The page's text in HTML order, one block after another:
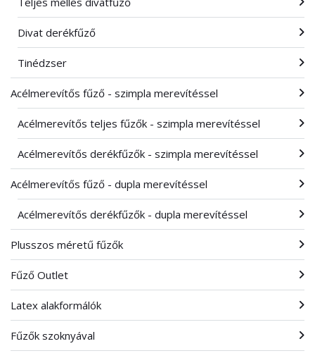
Divat derékfűző
Tinédzser
Acélmerevítős fűző - szimpla merevítéssel
Acélmerevítős teljes fűzők - szimpla merevítéssel
Acélmerevítős derékfűzők - szimpla merevítéssel
Acélmerevítős fűző - dupla merevítéssel
Acélmerevítős derékfűzők - dupla merevítéssel
Plusszos méretű fűzők
Fűző Outlet
Latex alakformálók
Fűzők szoknyával